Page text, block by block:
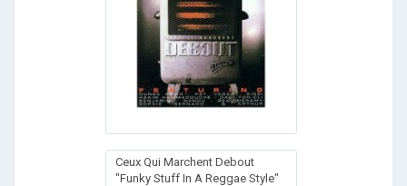
Ceux Qui Marchent Debout
"Funky Stuff In A Reggae Style"